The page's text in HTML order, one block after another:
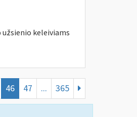
keleiviams
46 47 ... 365